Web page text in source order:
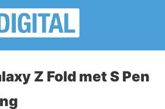
Z Fold met S Pen